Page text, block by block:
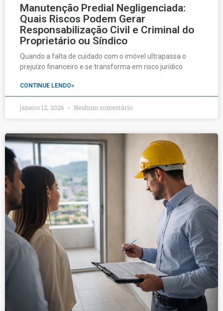
Manutenção Predial Negligenciada:
Quais Riscos Podem Gerar
Responsabilização Civil e Criminal do
Proprietário ou Síndico
Quando a falta de cuidado com o imóvel ultrapassa o
prejuízo financeiro e se transforma em risco jurídico
CONTINUE LENDO»
janeiro 12, 2026 Nenhum comentário